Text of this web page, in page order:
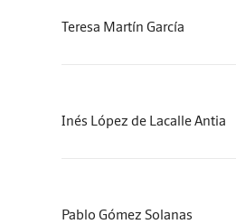
Teresa Martín García
Inés López de Lacalle Antia
Pablo Gómez Solanas